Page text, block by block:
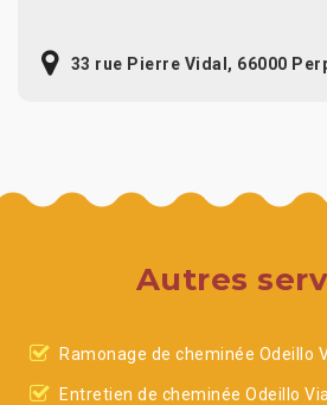
33 rue Pierre Vidal, 66000
Autres
Ramonage de cheminée Odeillo
Entretien de cheminée Odeillo Via